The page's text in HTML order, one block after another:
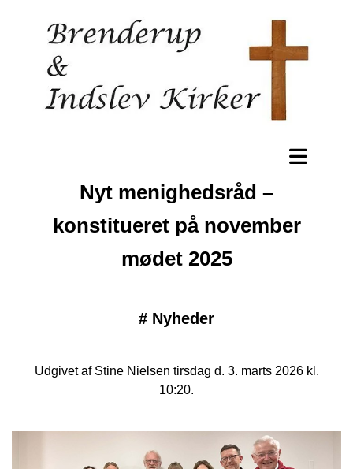
Nyt menighedsråd –
konstitueret på november
mødet 2025
# Nyheder
Udgivet af Stine Nielsen tirsdag d. 3. marts 2026 kl.
10:20.